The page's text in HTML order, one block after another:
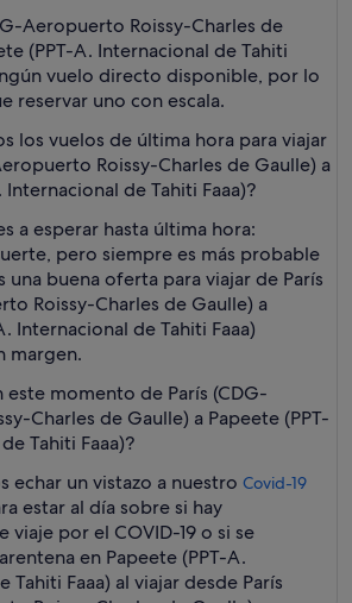
Aeropuerto Roissy-Charles de
(PPT-A. Internacional de Tahiti
vuelo directo disponible, por lo
reservar uno con escala.
los vuelos de última hora para viajar
Roissy-Charles de Gaulle) a
Internacional de Tahiti Faaa)?
a esperar hasta última hora:
pero siempre es más probable
una buena oferta para viajar de París
Roissy-Charles de Gaulle) a
Internacional de Tahiti Faaa)
margen.
este momento de París (CDG-
Charles de Gaulle) a Papeete (PPT-
Tahiti Faaa)?
echar un vistazo a nuestro Covid-19
estar al día sobre si hay
viaje por el COVID-19 o si se
en Papeete (PPT-A.
Tahiti Faaa) al viajar desde París